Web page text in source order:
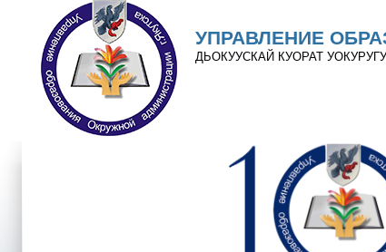
Перейти к основному содержанию
Skip to search
УПРАВЛЕНИЕ
ДЬОКУУСКАЙ КУОРАТ